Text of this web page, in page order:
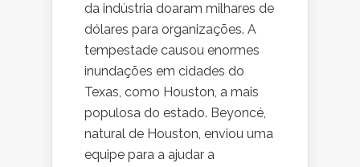
da indústria doaram milhares de
dólares para organizações. A
tempestade causou enormes
inundações em cidades do
Texas, como Houston, a mais
populosa do estado. Beyoncé,
natural de Houston, enviou uma
equipe para a ajudar a